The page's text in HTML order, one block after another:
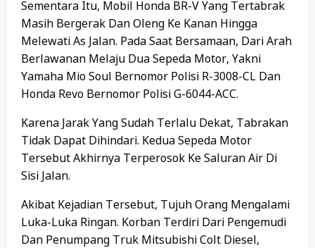
Sementara Itu, Mobil Honda BR-V Yang Tertabrak
Masih Bergerak Dan Oleng Ke Kanan Hingga
Melewati As Jalan. Pada Saat Bersamaan, Dari Arah
Berlawanan Melaju Dua Sepeda Motor, Yakni
Yamaha Mio Soul Bernomor Polisi R-3008-CL Dan
Honda Revo Bernomor Polisi G-6044-ACC.
Karena Jarak Yang Sudah Terlalu Dekat, Tabrakan
Tidak Dapat Dihindari. Kedua Sepeda Motor
Tersebut Akhirnya Terperosok Ke Saluran Air Di
Sisi Jalan.
Akibat Kejadian Tersebut, Tujuh Orang Mengalami
Luka-Luka Ringan. Korban Terdiri Dari Pengemudi
Dan Penumpang Truk Mitsubishi Colt Diesel,